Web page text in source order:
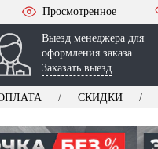
Просмотренное
Выезд менеджера для
оформления заказа
Заказать выезд
СКИДКИ